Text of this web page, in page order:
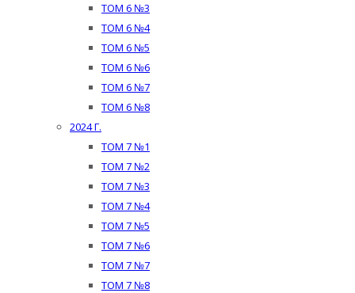
ТОМ 6 №3
ТОМ 6 №4
ТОМ 6 №5
ТОМ 6 №6
ТОМ 6 №7
ТОМ 6 №8
2024 Г.
ТОМ 7 №1
ТОМ 7 №2
ТОМ 7 №3
ТОМ 7 №4
ТОМ 7 №5
ТОМ 7 №6
ТОМ 7 №7
ТОМ 7 №8